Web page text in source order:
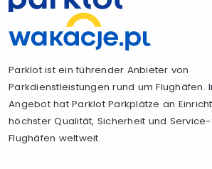
Parklot ist ein führender Anbieter von
Parkdienstleistungen rund um Flughäfen.
Angebot hat Parklot Parkplätze an
höchster Qualität, Sicherheit und
Flughäfen weltweit.